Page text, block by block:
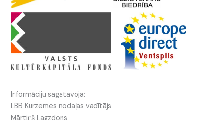
Informāciju sagatavoja:
LBB Kurzemes nodaļas vadītājs
Mārtiņš Lagzdons